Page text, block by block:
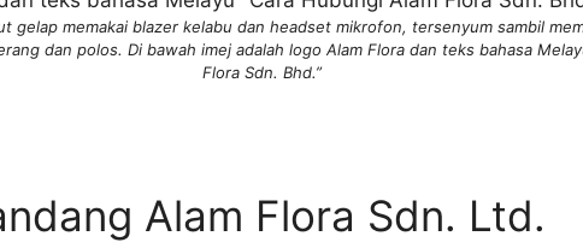
gelap memakai blazer kelabu dan headset mikrofon, tersenyum sambil
dan polos. Di bawah imej adalah logo Alam Flora dan teks bahasa
Flora Sdn. Bhd.”
Alam Flora Sdn. Ltd.